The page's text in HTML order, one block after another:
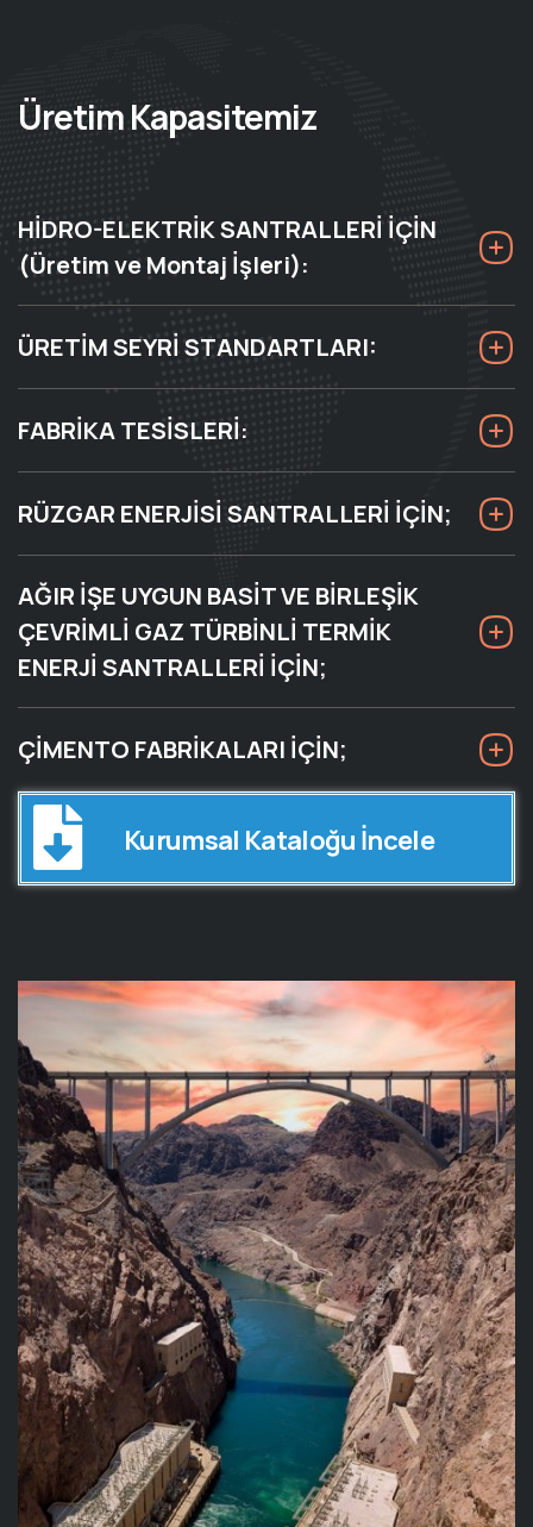
Üretim Kapasitemiz
HİDRO-ELEKTRİK SANTRALLERİ İÇİN
(Üretim ve Montaj İşleri):
ÜRETİM SEYRİ STANDARTLARI:
FABRİKA TESİSLERİ:
RÜZGAR ENERJİSİ SANTRALLERİ İÇİN;
AĞIR İŞE UYGUN BASİT VE BİRLEŞİK
ÇEVRİMLİ GAZ TÜRBİNLİ TERMİK
ENERJİ SANTRALLERİ İÇİN;
ÇİMENTO FABRİKALARI İÇİN;
Kurumsal Kataloğu İncele